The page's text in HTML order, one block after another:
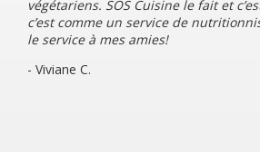
végétariens. SOS Cuisine le fait et
c’est comme un service de
le service à mes amies!
- Viviane C.